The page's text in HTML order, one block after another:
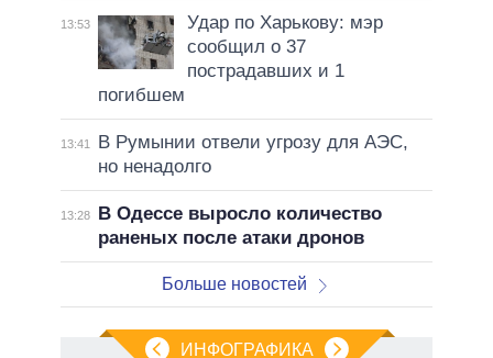
13:53
Удар по Харькову: мэр
сообщил о 37
пострадавших и 1
погибшем
13:41
В Румынии отвели угрозу для АЭС,
но ненадолго
13:28
В Одессе выросло количество
раненых после атаки дронов
Больше новостей
ИНФОГРАФИКА